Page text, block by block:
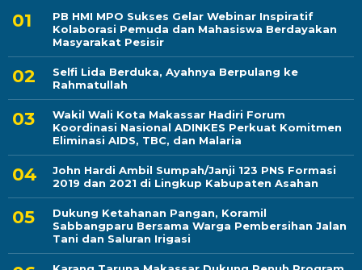
PB HMI MPO Sukses Gelar Webinar Inspiratif
Kolaborasi Pemuda dan Mahasiswa Berdayakan
Masyarakat Pesisir
Selfi Lida Berduka, Ayahnya Berpulang ke
Rahmatullah
Wakil Wali Kota Makassar Hadiri Forum
Koordinasi Nasional ADINKES Perkuat Komitmen
Eliminasi AIDS, TBC, dan Malaria
John Hardi Ambil Sumpah/Janji 123 PNS Formasi
2019 dan 2021 di Lingkup Kabupaten Asahan
Dukung Ketahanan Pangan, Koramil
Sabbangparu Bersama Warga Pembersihan Jalan
Tani dan Saluran Irigasi